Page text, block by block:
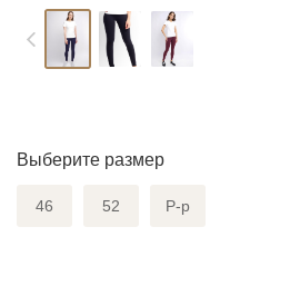
Выберите размер
46 52 Р-р